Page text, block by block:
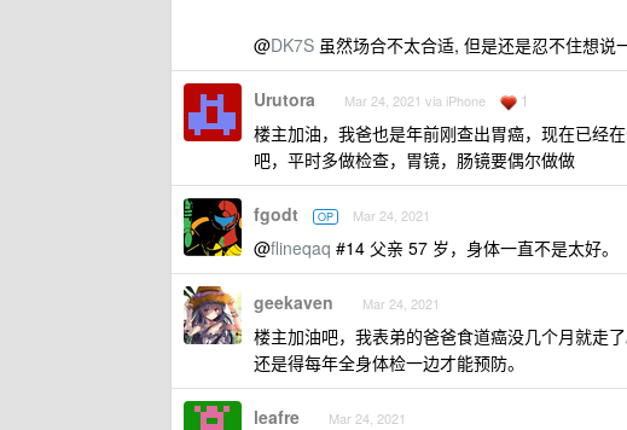
@DK7S 虽然场合不太合适, 但是还是忍不住想
Urutora Mar 24, 2021 via iPhone 1
楼主加油，我爸也是年前刚查出胃癌，现在已经
吧，平时多做检查，胃镜，肠镜要偶尔做做
fgodt OP Mar 24, 2021
@flineqaq #14 父亲 57 岁，身体一直不是太好。
geekaven Mar 24, 2021
楼主加油吧，我表弟的爸爸食道癌没几个月就走了
还是得每年全身体检一边才能预防。
leafre Mar 24, 2021